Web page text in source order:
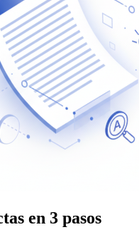
en 3 pasos